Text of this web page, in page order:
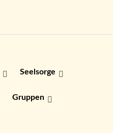
Seelsorge
Gruppen